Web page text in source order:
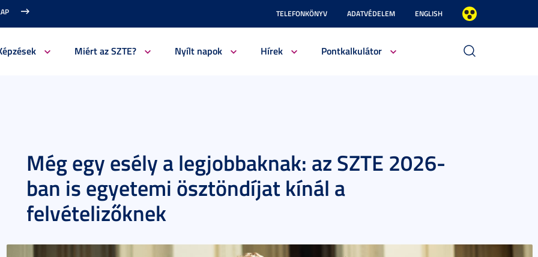
TELEFONKÖNYV ADATVÉDELEM ENGLISH
Miért az SZTE? Nyílt napok Hírek Pontkalkulátor
Még egy esély a legjobbaknak: az SZTE 2026-
ban is egyetemi ösztöndíjat kínál a
felvételizőknek